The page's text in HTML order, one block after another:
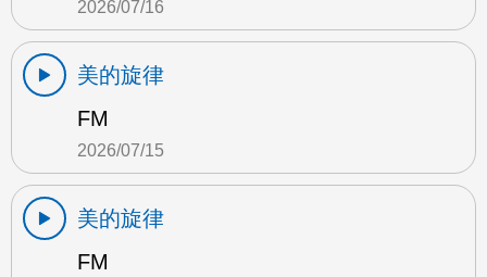
2026/07/16
美的旋律
FM
2026/07/15
美的旋律
FM